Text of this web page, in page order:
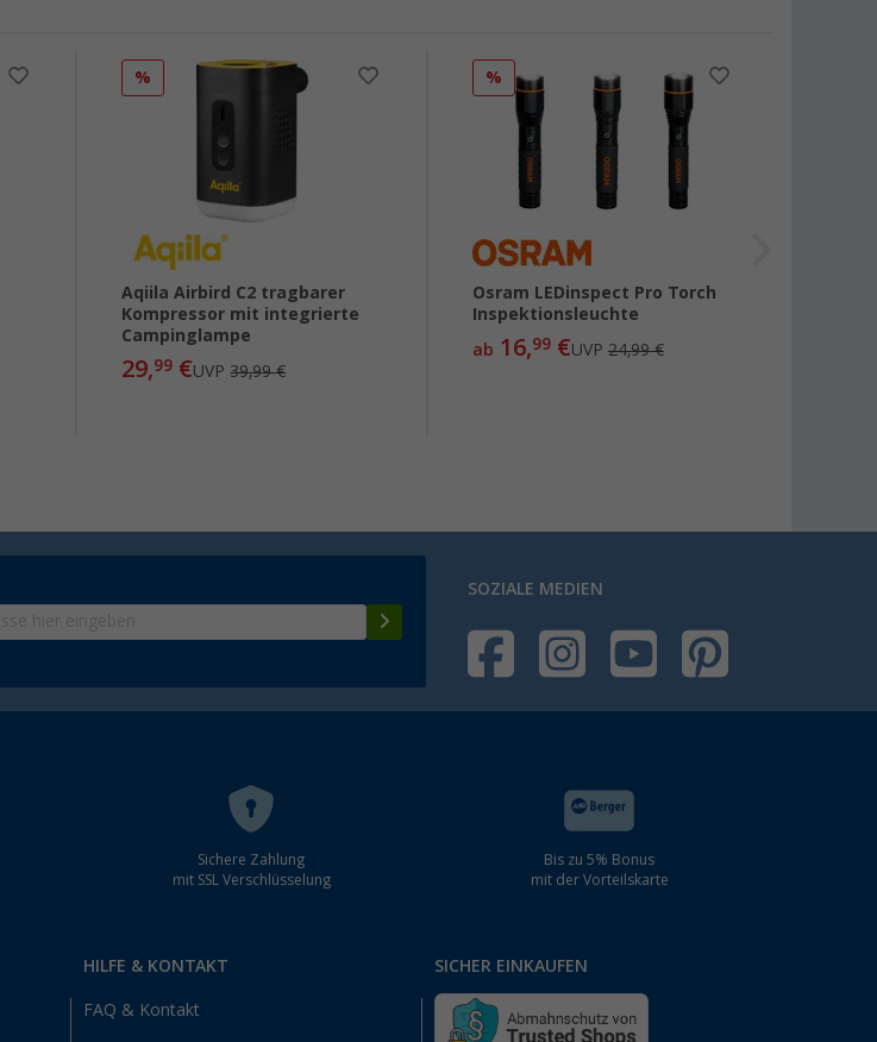
%
Aqiila Airbird C2 tragbarer
Kompressor mit integrierte
Campinglampe
29,99 €UVP39,99 €
%
Osram LEDinspect Pro Torch
Inspektionsleuchte
ab 16,99€UVP 24,99 €
SOZIALE MEDIEN
Sichere Zahlung
mit SSL Verschlüsselung
Bis zu 5% Bonus
mit der Vorteilskarte
HILFE & KONTAKT
FAQ & Kontakt
SICHER EINKAUFEN